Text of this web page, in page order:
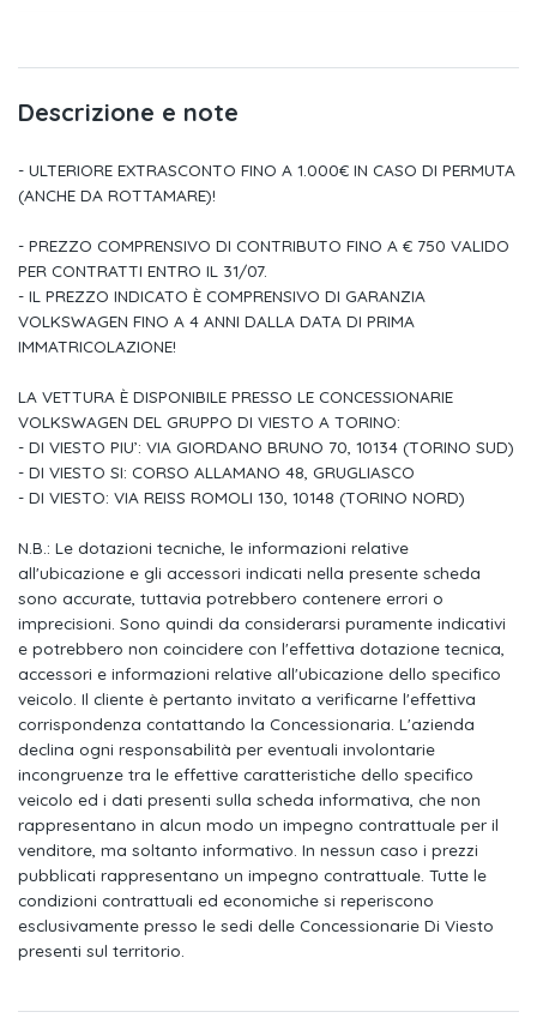
Luci diurne a led
App-connect con funzione wireless
Vetri laterali posteriori e lunotto oscurati (fotoassorbenti al
65%)
Tasche portaoggetti agli schienali dei sedili anteriori
Illuminazione ambiente (monocromatica) su inserti portiere e
plancia strumenti
Luci interne led con spegnimento ritardato con 2 luci di
Sedile conducente e passeggero regolabile in altezza
Volante multifunzione in pelle
Filtro antipolvere e antipolline
Sedili posteriori con schienale ribaltabile e sdoppiabile
asimmetricamente
Pomello della leva del cambio in pelle
Fondo vano bagagli in 2 livelli, regolabile in altezza
Predisposizione isofix per seggiolini sui sedili posteriori e
passeggero anteriore
Kit antiforatura con compressore a 12 volt ed ermetizzante per
Inserto led centrale su calandra anteriore
Descrizione e note
- ULTERIORE EXTRASCONTO FINO A 1.000€ IN CASO DI PERMUTA
(ANCHE DA ROTTAMARE)!
- PREZZO COMPRENSIVO DI CONTRIBUTO FINO A € 750 VALIDO
PER CONTRATTI ENTRO IL 31/07.
- IL PREZZO INDICATO È COMPRENSIVO DI GARANZIA
VOLKSWAGEN FINO A 4 ANNI DALLA DATA DI PRIMA
IMMATRICOLAZIONE!
LA VETTURA È DISPONIBILE PRESSO LE CONCESSIONARIE
VOLKSWAGEN DEL GRUPPO DI VIESTO A TORINO:
- DI VIESTO PIU’: VIA GIORDANO BRUNO 70, 10134 (TORINO SUD)
- DI VIESTO SI: CORSO ALLAMANO 48, GRUGLIASCO
- DI VIESTO: VIA REISS ROMOLI 130, 10148 (TORINO NORD)
N.B.: Le dotazioni tecniche, le informazioni relative
all'ubicazione e gli accessori indicati nella presente scheda
sono accurate, tuttavia potrebbero contenere errori o
imprecisioni. Sono quindi da considerarsi puramente indicativi
e potrebbero non coincidere con l'effettiva dotazione tecnica,
accessori e informazioni relative all'ubicazione dello specifico
veicolo. Il cliente è pertanto invitato a verificarne l'effettiva
corrispondenza contattando la Concessionaria. L'azienda
declina ogni responsabilità per eventuali involontarie
incongruenze tra le effettive caratteristiche dello specifico
veicolo ed i dati presenti sulla scheda informativa, che non
rappresentano in alcun modo un impegno contrattuale per il
venditore, ma soltanto informativo. In nessun caso i prezzi
pubblicati rappresentano un impegno contrattuale. Tutte le
condizioni contrattuali ed economiche si reperiscono
esclusivamente presso le sedi delle Concessionarie Di Viesto
presenti sul territorio.